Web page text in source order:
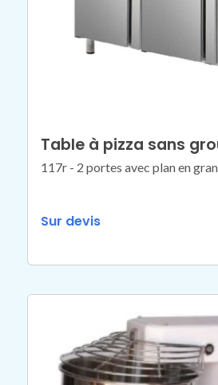
Table à pizza sans
117r - 2 portes avec plan en
Sur devis